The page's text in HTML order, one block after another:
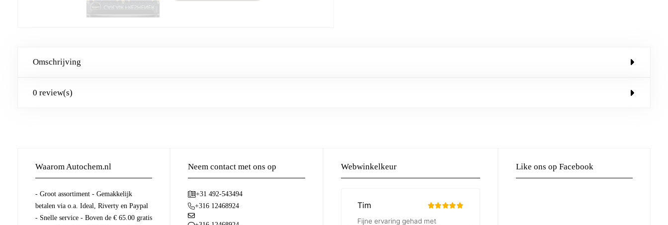
Omschrijving
0 review(s)
Waarom Autochem.nl
- Groot assortiment - Gemakkelijk
betalen via o.a. Ideal, Riverty en Paypal
- Snelle service - Boven de € 65.00 gratis
Neem contact met ons op
+31 492-543494
+316 12468924
Webwinkelkeur Like ons op Facebook